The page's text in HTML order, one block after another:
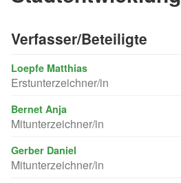
Verfasser/Beteiligte
Loepfe Matthias
Erstunterzeichner/in
Bernet Anja
Mitunterzeichner/in
Gerber Daniel
Mitunterzeichner/in